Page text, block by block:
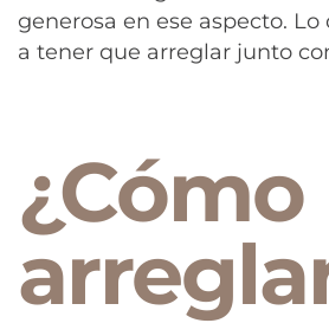
generosa en ese aspecto.
a tener que arreglar junto
¿Cómo